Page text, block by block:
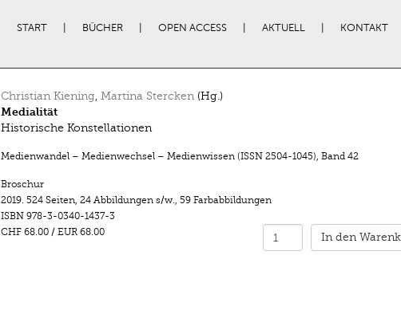
START BÜCHER OPEN ACCESS AKTUELL KONTAKT
Christian Kiening, Martina Stercken(Hg.)
Medialität
Historische Konstellationen
Medienwandel – Medienwechsel – Medienwissen (ISSN 2504-1045), Band 42
Broschur
2019. 524 Seiten, 24 Abbildungen s/w., 59 Farbabbildungen
ISBN 978-3-0340-1437-3
CHF 68.00/ EUR 68.00 In den